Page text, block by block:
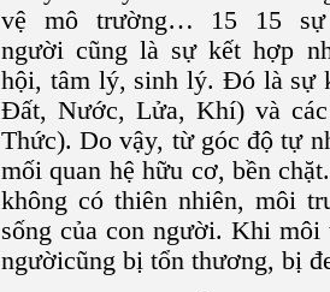
vệ mô trường… 15 15 sự
người cũng là sự kết hợp
hội, tâm lý, sinh lý. Đó là sự
Đất, Nước, Lửa, Khí) và
Thức). Do vậy, từ góc độ tự
mối quan hệ hữu cơ, bền
không có thiên nhiên, môi
sống của con người. Khi
ngườicũng bị tổn thương, bị